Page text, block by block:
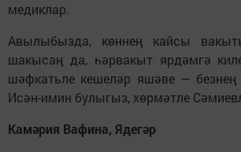
медиклар.
Авылыбызда, көннең кайсы
шакысаң да, һәрвакыт ярдәмгә
шәфкатьле кешеләр яшәве —
Исән-имин булыгыз, хөрмәтле
Камәрия Вафина, Ядегәр